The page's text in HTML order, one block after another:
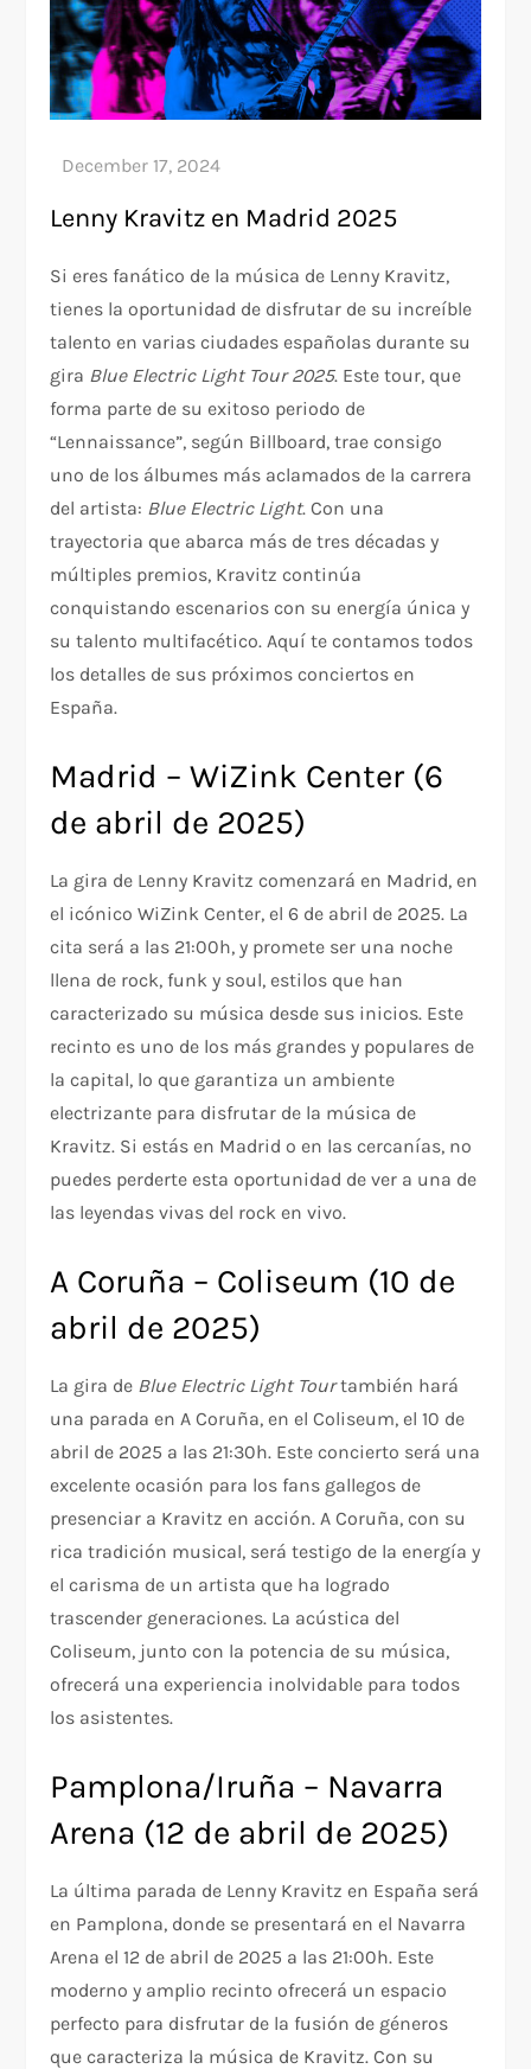
Lenny Kravitz en Madrid 2025
Si eres fanático de la música de Lenny Kravitz,
tienes la oportunidad de disfrutar de su increíble
talento en varias ciudades españolas durante su
gira Blue Electric Light Tour 2025. Este tour, que
forma parte de su exitoso periodo de
“Lennaissance”, según Billboard, trae consigo
uno de los álbumes más aclamados de la carrera
del artista: Blue Electric Light. Con una
trayectoria que abarca más de tres décadas y
múltiples premios, Kravitz continúa
conquistando escenarios con su energía única y
su talento multifacético. Aquí te contamos todos
los detalles de sus próximos conciertos en
España.
Madrid – WiZink Center (6
de abril de 2025)
La gira de Lenny Kravitz comenzará en Madrid, en
el icónico WiZink Center, el 6 de abril de 2025. La
cita será a las 21:00h, y promete ser una noche
llena de rock, funk y soul, estilos que han
caracterizado su música desde sus inicios. Este
recinto es uno de los más grandes y populares de
la capital, lo que garantiza un ambiente
electrizante para disfrutar de la música de
Kravitz. Si estás en Madrid o en las cercanías, no
puedes perderte esta oportunidad de ver a una de
las leyendas vivas del rock en vivo.
A Coruña – Coliseum (10 de
abril de 2025)
La gira de Blue Electric Light Tourtambién hará
una parada en A Coruña, en el Coliseum, el 10 de
abril de 2025 a las 21:30h. Este concierto será una
excelente ocasión para los fans gallegos de
presenciar a Kravitz en acción. A Coruña, con su
rica tradición musical, será testigo de la energía y
el carisma de un artista que ha logrado
trascender generaciones. La acústica del
Coliseum, junto con la potencia de su música,
ofrecerá una experiencia inolvidable para todos
los asistentes.
Pamplona/Iruña – Navarra
Arena (12 de abril de 2025)
La última parada de Lenny Kravitz en España será
en Pamplona, donde se presentará en el Navarra
Arena el 12 de abril de 2025 a las 21:00h. Este
moderno y amplio recinto ofrecerá un espacio
perfecto para disfrutar de la fusión de géneros
que caracteriza la música de Kravitz. Con su